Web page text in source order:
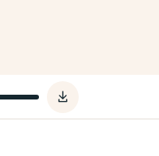
Télécharger
le